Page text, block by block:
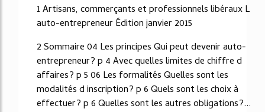
1 Artisans, commerçants et professionnels libéraux L
auto-entrepreneur Édition janvier 2015
2 Sommaire 04 Les principes Qui peut devenir auto-
entrepreneur? p 4 Avec quelles limites de chiffre d
affaires? p 5 06 Les formalités Quelles sont les
modalités d inscription? p 6 Quels sont les choix à
effectuer? p 6 Quelles sont les autres obligations?...